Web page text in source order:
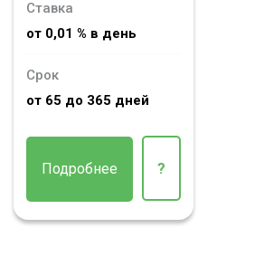
Ставка
от 0,01 % в день
Срок
от 65 до 365 дней
Подробнее ?